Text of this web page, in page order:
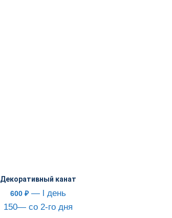
Декоративный канат
600₽— l день
150— со 2-го дня